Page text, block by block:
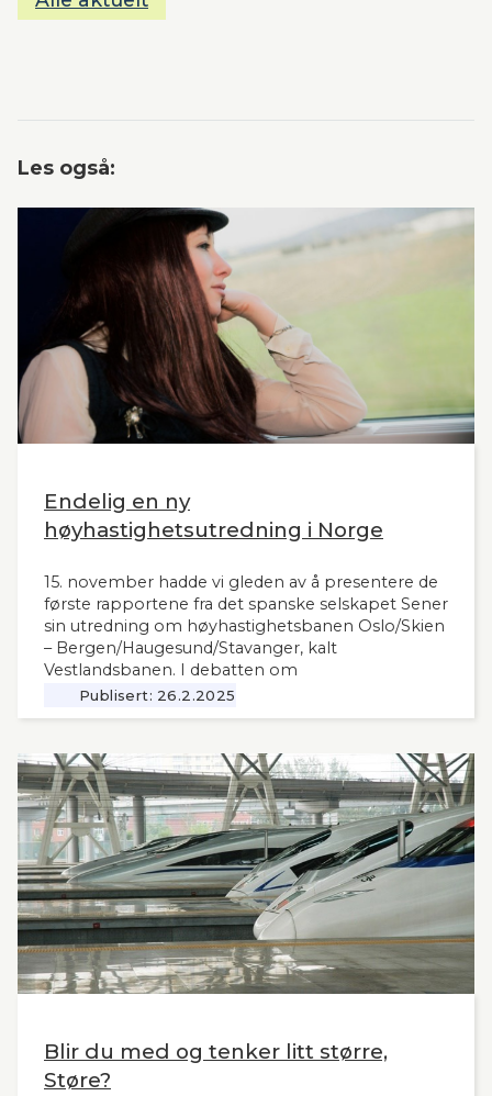
Les også:
Endelig en ny
høyhastighetsutredning i Norge
15. november hadde vi gleden av å presentere de
første rapportene fra det spanske selskapet Sener
sin utredning om høyhastighetsbanen Oslo/Skien
– Bergen/Haugesund/Stavanger, kalt
Vestlandsbanen. I debatten om
høyhastighetsbaner i Norge har man savnet et
nytt og oppdatert grunnlag, siden tidligere,
tid. Seners utredning vil derfor være interessant
også for andre aktuelle høyhastighetsbaner i
Norge og til våre naboland.
Publisert: 26.2.2025
Blir du med og tenker litt større,
Støre?